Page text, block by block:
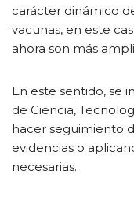
carácter dinámico
vacunas, en este
ahora son más
En este sentido, se
de Ciencia,
hacer seguimiento
evidencias o
necesarias.